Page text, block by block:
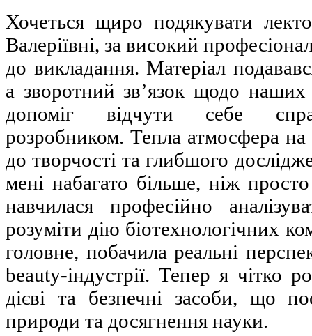
Хочеться щиро подякувати
Валеріївні, за високий
до викладання. Матеріал
а зворотний зв’язок щодо
допоміг відчути себе
розробником. Тепла атмосфера на
до творчості та глибшого
мені набагато більше, ніж
навчилася професійно
розуміти дію біотехнологічних
головне, побачила реальні
beauty-індустрії. Тепер я чітко
дієві та безпечні засоби, що
природи та досягнення науки.